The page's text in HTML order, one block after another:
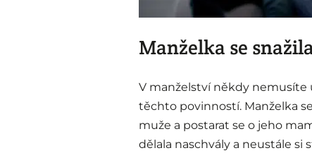
Manželka se
V manželství někdy nemusíte
těchto povinností. Manželka
muže a postarat se o jeho
dělala naschvály a neustále si